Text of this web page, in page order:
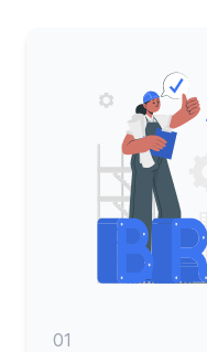
01